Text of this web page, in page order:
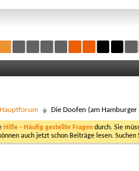
Hauptforum Die Doofen (am Hamburger
Hilfe - Häufig gestellte Fragen durch. Sie
auch jetzt schon Beiträge lesen.